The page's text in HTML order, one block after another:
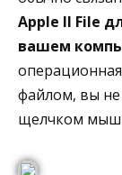
Apple II File
вашем
файлом, вы
щелчком